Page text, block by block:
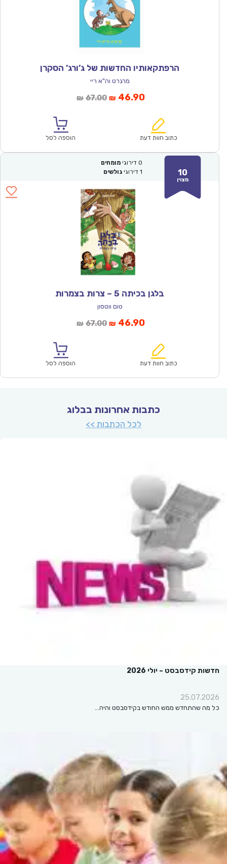
הרפתקאותיו החדשות של ג’ורג’ הסקרן
מרגרט וה"א ריי
₪ 67.00המחיר
₪67.00.
₪ 46.90המחיר
הוא:
כתוב חוות דעת הוספה לסל
10
מצוין
0 דירוגי מומחים
1 דירוגי גולשים
בלגן בכיתה 5 – צרות בצמרות
טום ווטסון
₪ 67.00המחיר
₪67.00.
₪ 46.90המחיר
הוא:
כתוב חוות דעת הוספה לסל
כתבות אחרונות בבלוג
לכל הכתבות >>
חדשות קידסבסט – יולי 2026
25.07.2026
כל מה שהתחדש ממש החודש בקידסבסט והיה…